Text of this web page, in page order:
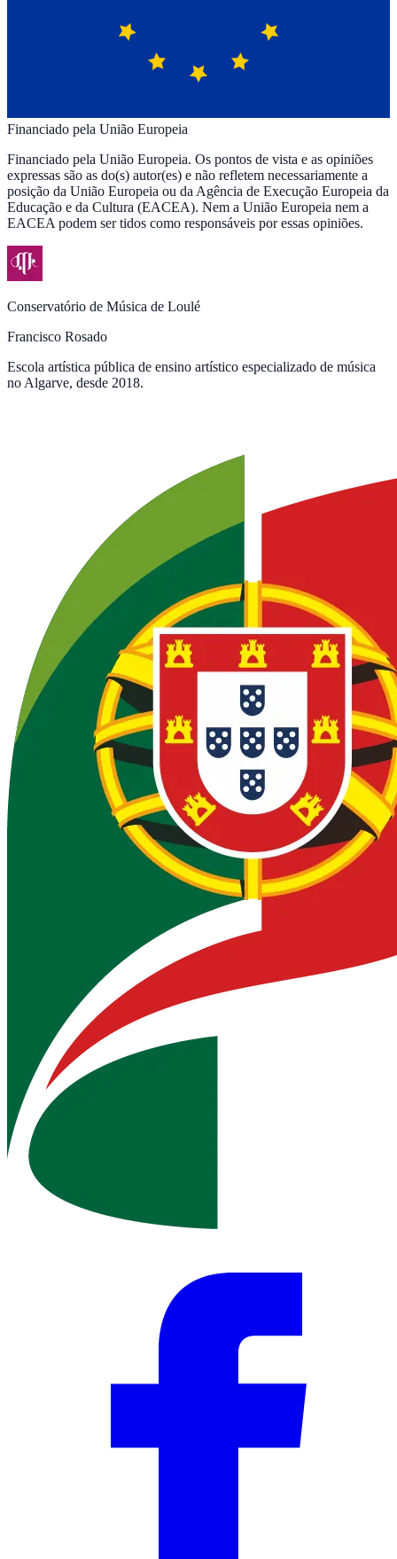
Financiado pela União Europeia
Financiado pela União Europeia. Os pontos de vista e as opiniões
expressas são as do(s) autor(es) e não refletem necessariamente a
posição da União Europeia ou da Agência de Execução Europeia da
Educação e da Cultura (EACEA). Nem a União Europeia nem a
EACEA podem ser tidos como responsáveis por essas opiniões.
Conservatório de Música de Loulé
Francisco Rosado
Escola artística pública de ensino artístico especializado de música
no Algarve, desde 2018.